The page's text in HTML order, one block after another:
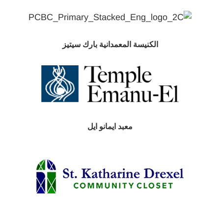
الكنيسة المعمدانية بارك سيتيز
معبد ايمانو ايل